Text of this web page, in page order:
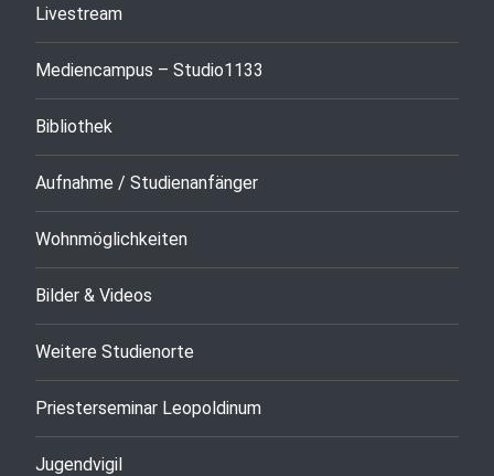
Livestream
Mediencampus – Studio1133
Bibliothek
Aufnahme / Studienanfänger
Wohnmöglichkeiten
Bilder & Videos
Weitere Studienorte
Priesterseminar Leopoldinum
Jugendvigil